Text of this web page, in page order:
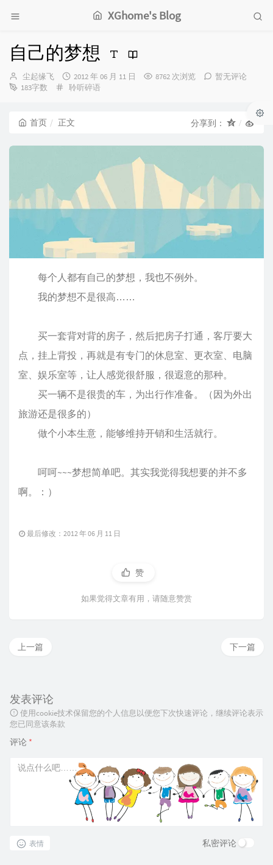
XGhome's Blog
自己的梦想
博
主：
尘起缘飞
发
布
2012 年 06 月 11 日 8762 次浏览
暂无评论
183字数
分
聆听碎语
首页 正文 分享到：
每个人都有自己的梦想，我也不例外。
我的梦想不是很高……
买一套背对背的房子，然后把房子打通，客厅要大
点，挂上背投，再就是有专门的休息室、更衣室、电脑
室、娱乐室等，让人感觉很舒服，很遐意的那种。
买一辆不是很贵的车，为出行作准备。（因为外出
旅游还是很多的）
做个小本生意，能够维持开销和生活就行。
呵呵~~~梦想简单吧。其实我觉得我想要的并不多
啊。：）
最后修改：2012 年 06 月 11 日
赞
如果觉得文章有用，请随意赞赏
下一篇
上一篇
发表评论
使用cookie技术保留您的个人信息以便您下次快速评论，继续评论表示
您已同意该条款
评论 *
表情 私密评论